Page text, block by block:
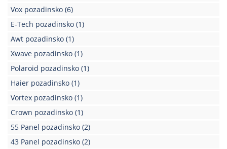
Vox pozadinsko (6)
E-Tech pozadinsko (1)
Awt pozadinsko (1)
Xwave pozadinsko (1)
Polaroid pozadinsko (1)
Haier pozadinsko (1)
Vortex pozadinsko (1)
Crown pozadinsko (1)
55 Panel pozadinsko (2)
43 Panel pozadinsko (2)